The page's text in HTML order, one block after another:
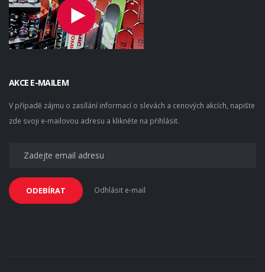
AKCE E-MAILEM
V případě zájmu o zasílání informací o slevách a cenových akcích, napište
zde svoji e-mailovou adresu a klikněte na přihlásit.
ODEBÍRAT Odhlásit e-mail